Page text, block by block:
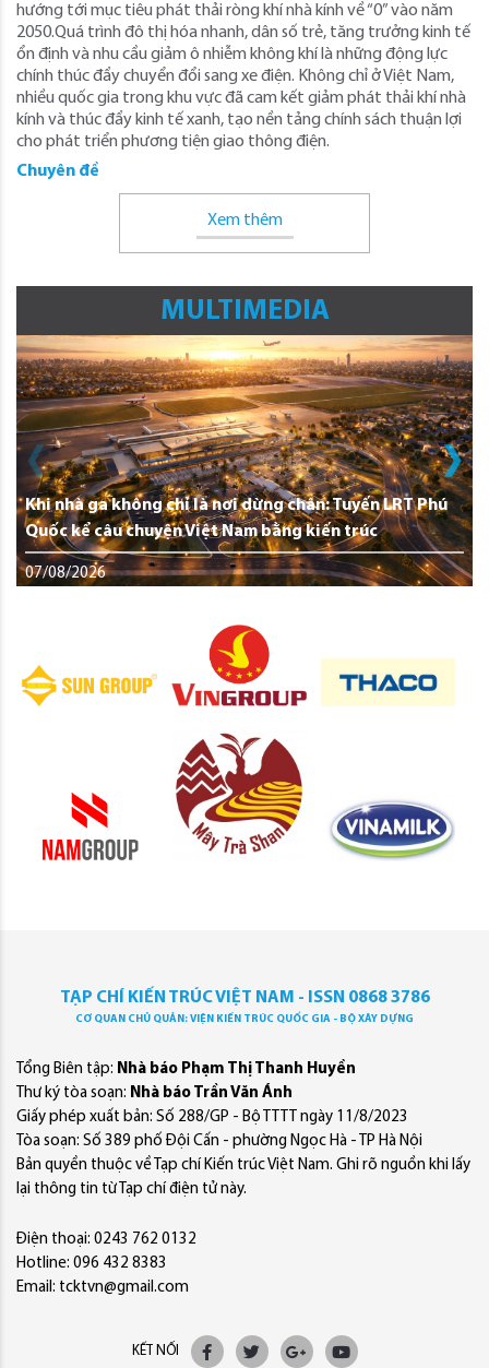
hướng tới mục tiêu phát thải ròng khí nhà kính về “0” vào năm
2050.Quá trình đô thị hóa nhanh, dân số trẻ, tăng trưởng kinh tế
ổn định và nhu cầu giảm ô nhiễm không khí là những động lực
chính thúc đẩy chuyển đổi sang xe điện. Không chỉ ở Việt Nam,
nhiều quốc gia trong khu vực đã cam kết giảm phát thải khí nhà
kính và thúc đẩy kinh tế xanh, tạo nền tảng chính sách thuận lợi
cho phát triển phương tiện giao thông điện.
Chuyên đề
Xem thêm
MULTIMEDIA
Khi nhà ga không chỉ là nơi dừng chân: Tuyến LRT Phú
Quốc kể câu chuyện Việt Nam bằng kiến trúc
07/08/2026
TẠP CHÍ KIẾN TRÚC VIỆT NAM - ISSN 0868 3786
CƠ QUAN CHỦ QUẢN: VIỆN KIẾN TRÚC QUỐC GIA - BỘ XÂY DỰNG
Tổng Biên tập: Nhà báo Phạm Thị Thanh Huyền
Thư ký tòa soạn: Nhà báo Trần Văn Ánh
Giấy phép xuất bản: Số 288/GP - Bộ TTTT ngày 11/8/2023
Tòa soạn: Số 389 phố Đội Cấn - phường Ngọc Hà - TP Hà Nội
Bản quyền thuộc về Tạp chí Kiến trúc Việt Nam. Ghi rõ nguồn khi lấy
lại thông tin từ Tạp chí điện tử này.
Điện thoại: 0243 762 0132
Hotline: 096 432 8383
Email: tcktvn@gmail.com
KẾT NỐI